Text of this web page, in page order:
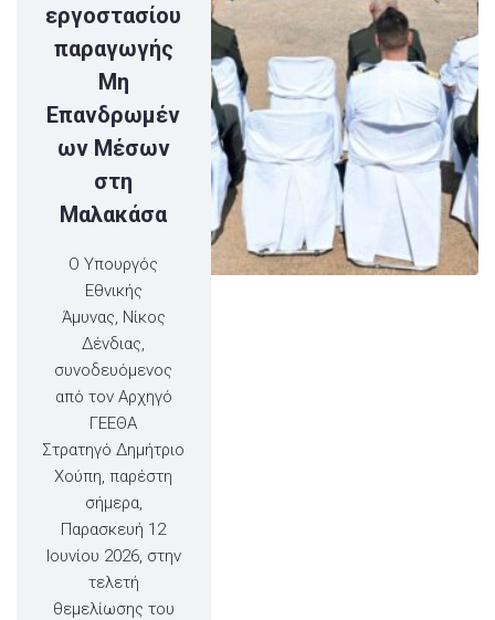
εργοστασίου
παραγωγής
Μη
Επανδρωμέν
ων Μέσων
στη
Μαλακάσα
Ο Υπουργός
Εθνικής
Άμυνας, Νίκος
Δένδιας,
συνοδευόμενος
από τον Αρχηγό
ΓΕΕΘΑ
Στρατηγό Δημήτριο
Χούπη, παρέστη
σήμερα,
Παρασκευή 12
Ιουνίου 2026, στην
τελετή
θεμελίωσης του